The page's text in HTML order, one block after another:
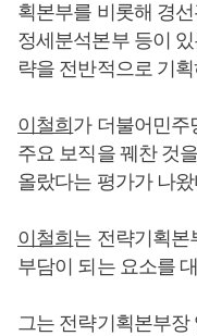
획본부를 비롯해 경
정세분석본부 등이
략을 전반적으로 기
이철희 가 더불어민주
주요 보직을 꿰찬 것
올랐다는 평가가 나
이철희 는 전략기획본
부담이 되는 요소를
그는 전략기획본부장